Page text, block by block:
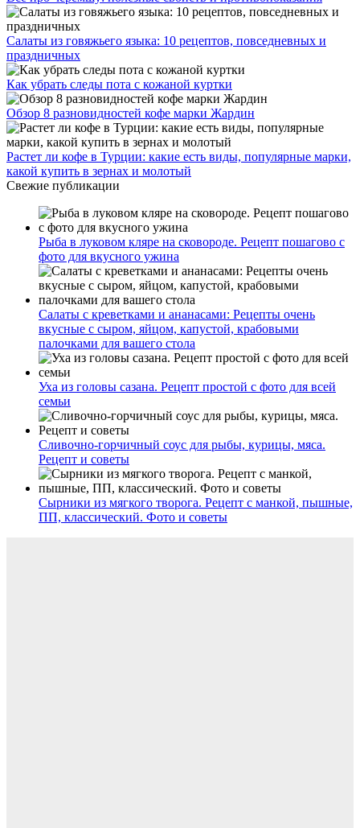
Салаты из говяжьего языка: 10 рецептов, повседневных и
праздничных
Как убрать следы пота с кожаной куртки
Обзор 8 разновидностей кофе марки Жардин
Растет ли кофе в Турции: какие есть виды, популярные марки,
какой купить в зернах и молотый
Свежие публикации
Рыба в луковом кляре на сковороде. Рецепт пошагово с
фото для вкусного ужина
Салаты с креветками и ананасами: Рецепты очень
вкусные с сыром, яйцом, капустой, крабовыми
палочками для вашего стола
Уха из головы сазана. Рецепт простой с фото для всей
семьи
Сливочно-горчичный соус для рыбы, курицы, мяса.
Рецепт и советы
Сырники из мягкого творога. Рецепт с манкой, пышные,
ПП, классический. Фото и советы